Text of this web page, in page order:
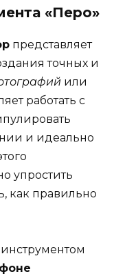
«Перо»
представляет
точных и
или
работать с
и идеально
упростить
как правильно
инструментом
фоне